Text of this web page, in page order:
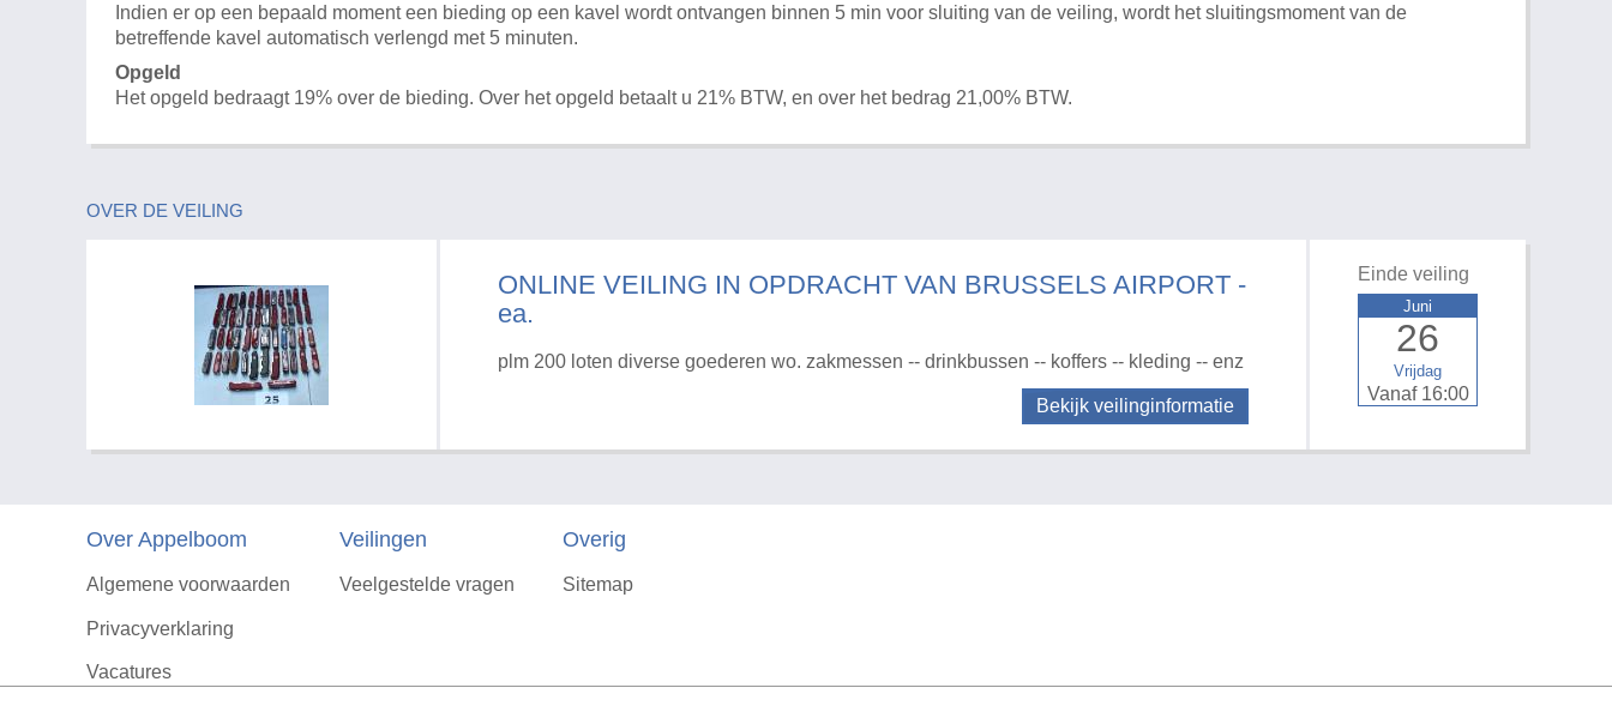
Indien er op een bepaald moment een bieding op een kavel wordt ontvangen binnen 5 min voor sluiting van de veiling, wordt het sluitingsmoment van de
betreffende kavel automatisch verlengd met 5 minuten.
Opgeld
Het opgeld bedraagt 19% over de bieding. Over het opgeld betaalt u 21% BTW, en over het bedrag 21,00% BTW.
OVER DE VEILING
ONLINE VEILING IN OPDRACHT VAN BRUSSELS AIRPORT -
ea.
plm 200 loten diverse goederen wo. zakmessen -- drinkbussen -- koffers -- kleding -- enz
Bekijk veilinginformatie
Einde veiling
Vrijdag
26
Juni
Vanaf 16:00
Over Appelboom
Algemene voorwaarden
Privacyverklaring
Vacatures
Veilingen
Veelgestelde vragen
Overig
Sitemap